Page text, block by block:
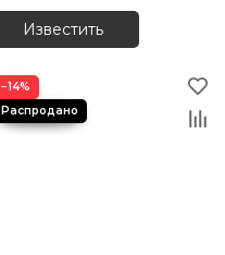
Известить
−14%